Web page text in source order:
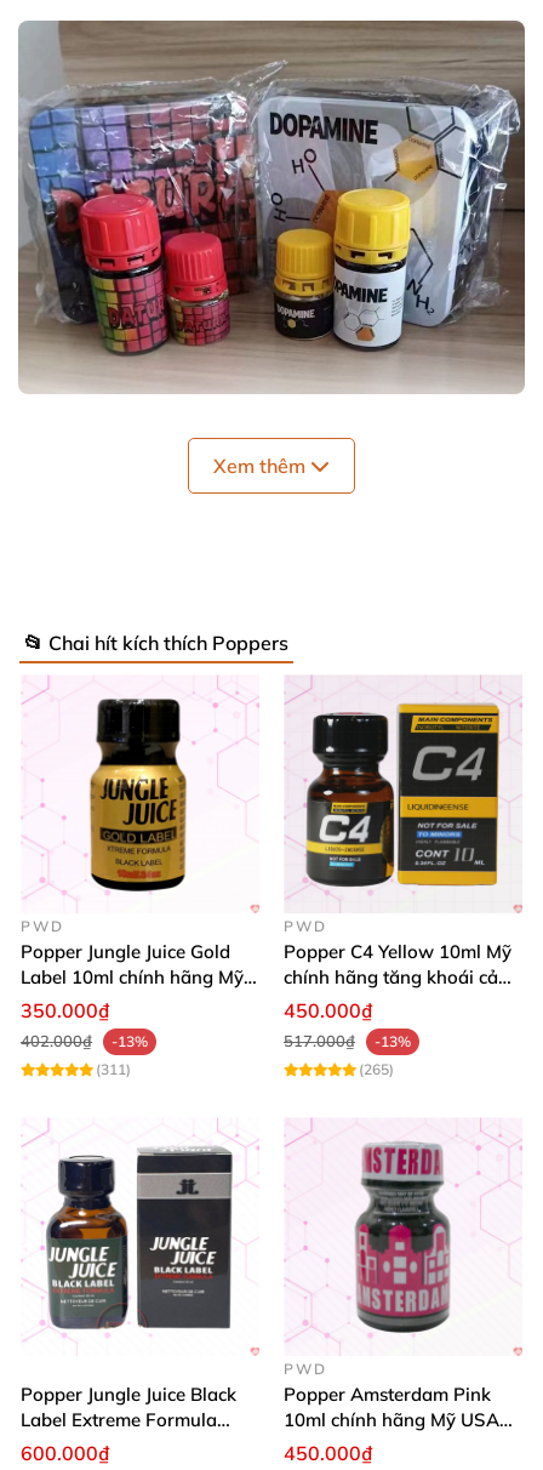
Xem thêm
📂 Chai hít kích thích Poppers
PWD
Popper Jungle Juice Gold
Label 10ml chính hãng Mỹ
USA PWD
350.000₫
402.000₫
-13%
(311)
PWD
Popper C4 Yellow 10ml Mỹ
chính hãng tăng khoái cảm
cực mạnh
450.000₫
517.000₫
-13%
(265)
Popper Jungle Juice Black
Label Extreme Formula
30ml
600.000₫
PWD
Popper Amsterdam Pink
10ml chính hãng Mỹ USA
PWD
450.000₫